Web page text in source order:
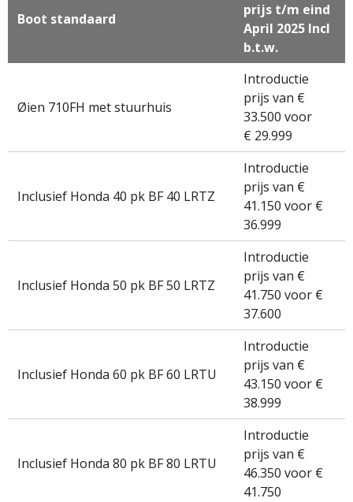
Boot standaard
prijs t/m eind
April 2025 Incl
b.t.w.
Øien 710FH met stuurhuis
Introductie
prijs van €
33.500 voor
€ 29.999
Inclusief Honda 40 pk BF 40 LRTZ
Introductie
prijs van €
41.150 voor €
36.999
Inclusief Honda 50 pk BF 50 LRTZ
Introductie
prijs van €
41.750 voor €
37.600
Inclusief Honda 60 pk BF 60 LRTU
Introductie
prijs van €
43.150 voor €
38.999
Inclusief Honda 80 pk BF 80 LRTU
Introductie
prijs van €
46.350 voor €
41.750